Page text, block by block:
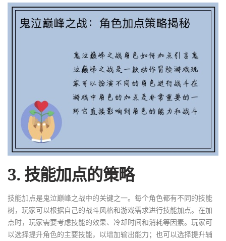
3. 技能加点的策略
技能加点是鬼泣巅峰之战中的关键之一。每个角色都有不同的技能
树，玩家可以根据自己的战斗风格和游戏需求进行技能加点。在加
点时，玩家需要考虑技能的效果、冷却时间和消耗等因素。玩家可
以选择提升角色的主要技能，以增加输出能力；也可以选择提升辅